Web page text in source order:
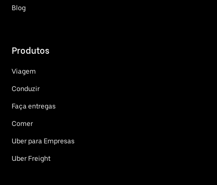
Blog
Produtos
Viagem
Conduzir
Faça entregas
Comer
Uber para Empresas
Uber Freight